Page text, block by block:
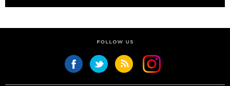
トレーニング
好印象な男
頭皮ケア
ダイエット
理容室